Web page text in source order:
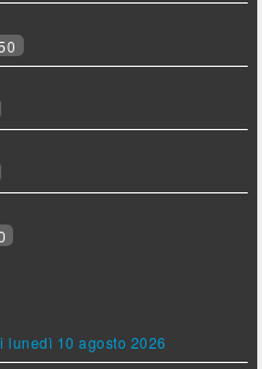
lunedì 10 agosto 2026